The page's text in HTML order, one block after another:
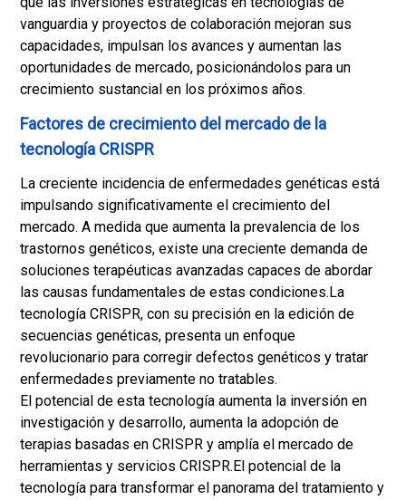
vanguardia y proyectos de colaboración mejoran sus
capacidades, impulsan los avances y aumentan las
oportunidades de mercado, posicionándolos para un
crecimiento sustancial en los próximos años.
Factores de crecimiento del mercado de la
tecnología CRISPR
La creciente incidencia de enfermedades genéticas está
impulsando significativamente el crecimiento del
mercado. A medida que aumenta la prevalencia de los
trastornos genéticos, existe una creciente demanda de
soluciones terapéuticas avanzadas capaces de abordar
las causas fundamentales de estas condiciones.La
tecnología CRISPR, con su precisión en la edición de
secuencias genéticas, presenta un enfoque
revolucionario para corregir defectos genéticos y tratar
enfermedades previamente no tratables.
El potencial de esta tecnología aumenta la inversión en
investigación y desarrollo, aumenta la adopción de
terapias basadas en CRISPR y amplía el mercado de
herramientas y servicios CRISPR.El potencial de la
tecnología para transformar el panorama del tratamiento y